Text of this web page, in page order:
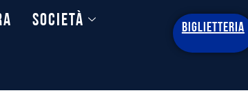
Società
BIGLIETTERIA